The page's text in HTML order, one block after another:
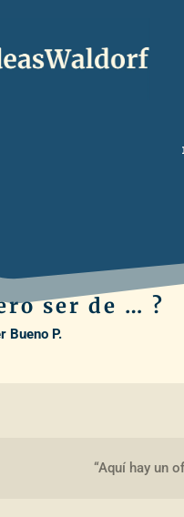
ser de … ?
Bueno P.
“Aquí hay un